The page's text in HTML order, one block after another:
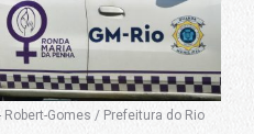
Robert-Gomes / Prefeitura do Rio